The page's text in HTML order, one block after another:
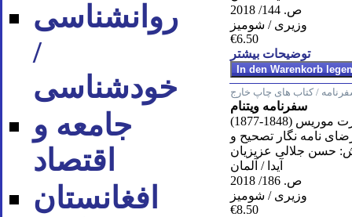
روان‪شناسی
/
خودشناسی
جامعه و
اقتصاد
افغانستان
ص. 144/ 2018
وزیری / شومیز
€6.50
توضیحات بیشتر
/ کتاب های چاپ خارج
سفرنامه ویتنام
(1848-1877)
نامه نگار تصحيح و
حسن جلالى عزيزيان
آیدا / آلمان
ص. 186/ 2018
وزیری / شومیز
€8.50